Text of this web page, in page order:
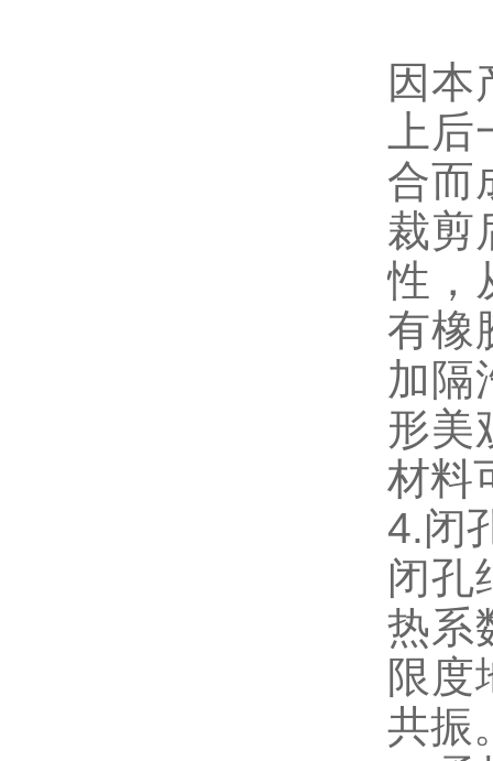
因本
上
合而
裁剪
性，
有橡
加隔
形美
材料
4.闭
闭孔
热系
限度
共振